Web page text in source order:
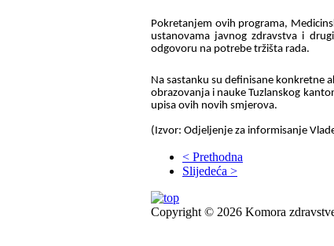
Pokretanjem ovih programa,
ustanovama javnog zdravstva i
odgovoru na potrebe tržišta rada.
Na sastanku su definisane konkretne
obrazovanja i nauke Tuzlanskog
upisa ovih novih smjerova.
(Izvor: Odjeljenje za informisanje
< Prethodna
Slijedeća >
Copyright © 2026 Komora